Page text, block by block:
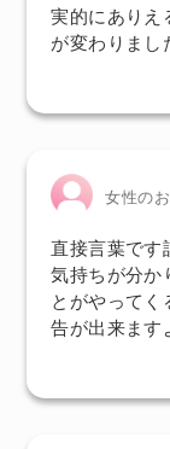
実的にありえ
が変わりまし
女性の
直接言葉です
気持ちが分か
とがやってく
告が出来ます